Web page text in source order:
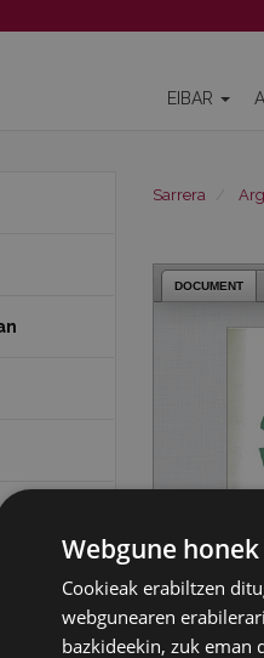
EIBAR
Sarrera
DOCUMENT
Webgune
Cookieak erabiltzen
webgunearen
bazkideekin, zuk eman